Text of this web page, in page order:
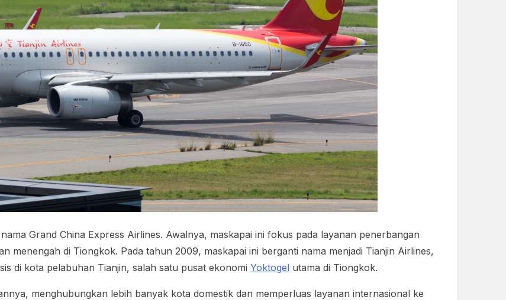
Grand China Express Airlines. Awalnya, maskapai ini fokus pada layanan penerbangan
menengah di Tiongkok. Pada tahun 2009, maskapai ini berganti nama menjadi Tianjin Airlines,
di kota pelabuhan Tianjin, salah satu pusat ekonomi Yoktogel utama di Tiongkok.
menghubungkan lebih banyak kota domestik dan memperluas layanan internasional ke